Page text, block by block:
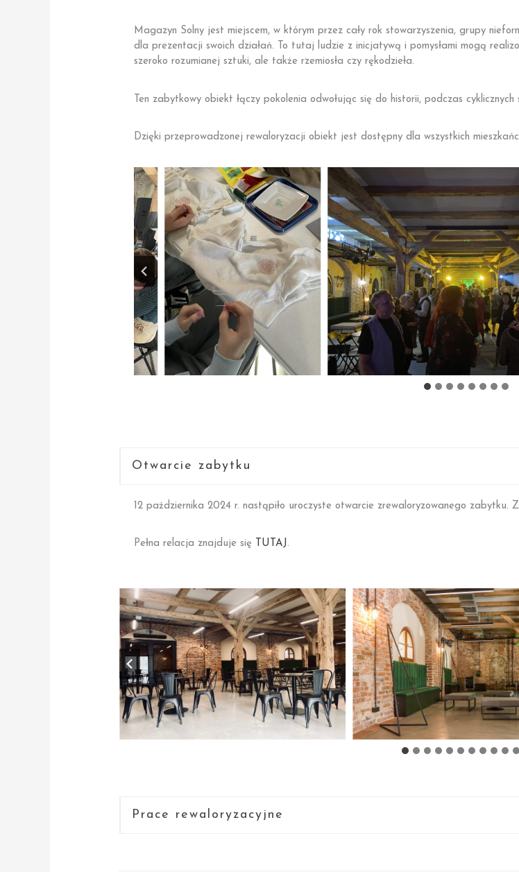
Magazyn Solny jest miejscem, w którym przez cały rok stowarzyszenia, grupy
dla prezentacji swoich działań. To tutaj ludzie z inicjatywą i pomysłami mogą
szeroko rozumianej sztuki, ale także rzemiosła czy rękodzieła.
Ten zabytkowy obiekt łączy pokolenia odwołując się do historii, podczas
Dzięki przeprowadzonej rewaloryzacji obiekt jest dostępny dla wszystkich
Otwarcie zabytku
12 października 2024 r. nastąpiło uroczyste otwarcie zrewaloryzowanego zabytku.
Pełna relacja znajduje się TUTAJ .
Prace rewaloryzacyjne